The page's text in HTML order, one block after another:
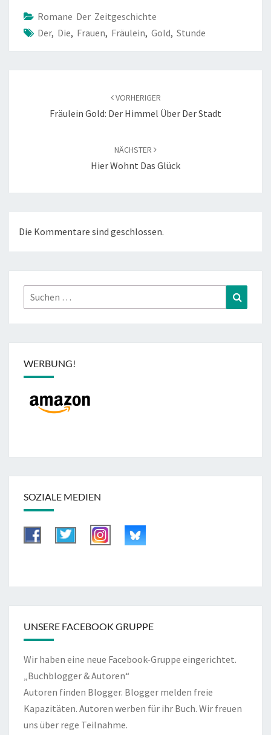
Romane Der Zeitgeschichte
Der, Die, Frauen, Fräulein, Gold, Stunde
VORHERIGER
Fräulein Gold: Der Himmel Über Der Stadt
NÄCHSTER
Hier Wohnt Das Glück
Die Kommentare sind geschlossen.
Suchen
nach:
WERBUNG!
SOZIALE MEDIEN
UNSERE FACEBOOK GRUPPE
Wir haben eine neue Facebook-Gruppe eingerichtet.
„Buchblogger & Autoren“
Autoren finden Blogger. Blogger melden freie
Kapazitäten. Autoren werben für ihr Buch. Wir freuen
uns über rege Teilnahme.